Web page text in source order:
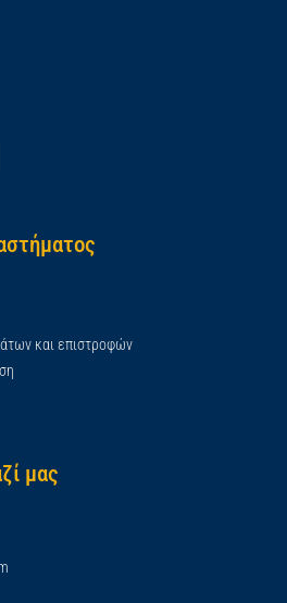
και επιστροφών
μας